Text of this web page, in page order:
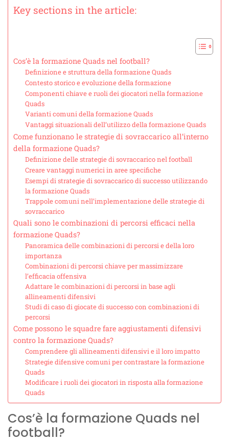
Key sections in the article:
Cos’è la formazione Quads nel football?
Definizione e struttura della formazione Quads
Contesto storico e evoluzione della formazione
Componenti chiave e ruoli dei giocatori nella formazione
Quads
Varianti comuni della formazione Quads
Vantaggi situazionali dell’utilizzo della formazione Quads
Come funzionano le strategie di sovraccarico all’interno
della formazione Quads?
Definizione delle strategie di sovraccarico nel football
Creare vantaggi numerici in aree specifiche
Esempi di strategie di sovraccarico di successo utilizzando
la formazione Quads
Trappole comuni nell’implementazione delle strategie di
sovraccarico
Quali sono le combinazioni di percorsi efficaci nella
formazione Quads?
Panoramica delle combinazioni di percorsi e della loro
importanza
Combinazioni di percorsi chiave per massimizzare
l’efficacia offensiva
Adattare le combinazioni di percorsi in base agli
allineamenti difensivi
Studi di caso di giocate di successo con combinazioni di
percorsi
Come possono le squadre fare aggiustamenti difensivi
contro la formazione Quads?
Comprendere gli allineamenti difensivi e il loro impatto
Strategie difensive comuni per contrastare la formazione
Quads
Modificare i ruoli dei giocatori in risposta alla formazione
Quads
Cos’è la formazione Quads nel
football?